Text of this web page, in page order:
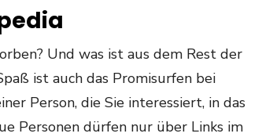
Und was ist aus dem Rest der
ist auch das Promisurfen bei
Person, die Sie interessiert, in das
Personen dürfen nur über Links im